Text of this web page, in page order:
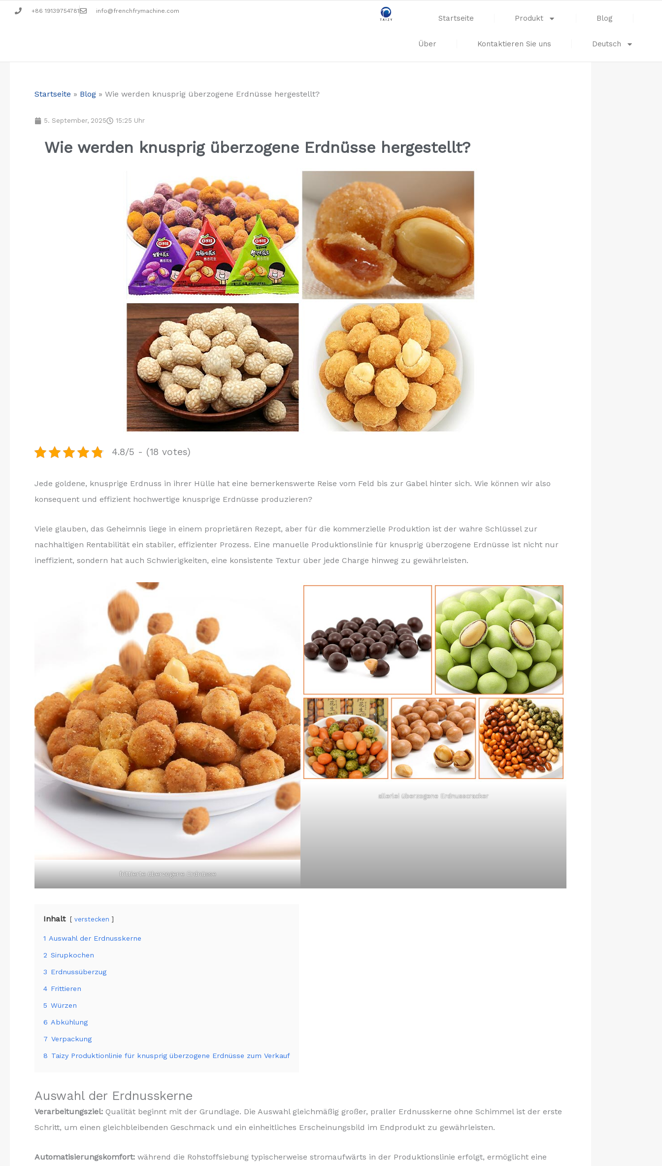
+86 19139754781 info@frenchfrymachine.com
Startseite Produkt Blog
Über Kontaktieren Sie uns Deutsch
Startseite » Blog » Wie werden knusprig überzogene Erdnüsse hergestellt?
5. September, 2025 15:25 Uhr
Wie werden knusprig überzogene Erdnüsse hergestellt?
4.8/5 - (18 votes)
Jede goldene, knusprige Erdnuss in ihrer Hülle hat eine bemerkenswerte Reise vom Feld bis zur Gabel hinter sich. Wie können wir also
konsequent und effizient hochwertige knusprige Erdnüsse produzieren?
Viele glauben, das Geheimnis liege in einem proprietären Rezept, aber für die kommerzielle Produktion ist der wahre Schlüssel zur
nachhaltigen Rentabilität ein stabiler, effizienter Prozess. Eine manuelle Produktionslinie für knusprig überzogene Erdnüsse ist nicht nur
ineffizient, sondern hat auch Schwierigkeiten, eine konsistente Textur über jede Charge hinweg zu gewährleisten.
frittierte überzogene Erdnüsse
allerlei überzogene Erdnusscracker
Inhalt verstecken
1 Auswahl der Erdnusskerne
2 Sirupkochen
3 Erdnussüberzug
4 Frittieren
5 Würzen
6 Abkühlung
7 Verpackung
8 Taizy Produktionlinie für knusprig überzogene Erdnüsse zum Verkauf
Auswahl der Erdnusskerne
Verarbeitungsziel: Qualität beginnt mit der Grundlage. Die Auswahl gleichmäßig großer, praller Erdnusskerne ohne Schimmel ist der erste
Schritt, um einen gleichbleibenden Geschmack und ein einheitliches Erscheinungsbild im Endprodukt zu gewährleisten.
Automatisierungskomfort: während die Rohstoffsiebung typischerweise stromaufwärts in der Produktionslinie erfolgt, ermöglicht eine